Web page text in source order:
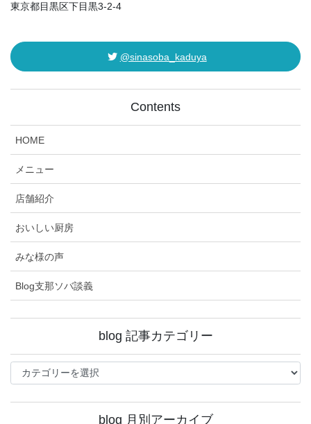
東京都目黒区下目黒3-2-4
@sinasoba_kaduya
Contents
HOME
メニュー
店舗紹介
おいしい厨房
みな様の声
Blog支那ソバ談義
blog 記事カテゴリー
blog
記
blog 月別アーカイブ